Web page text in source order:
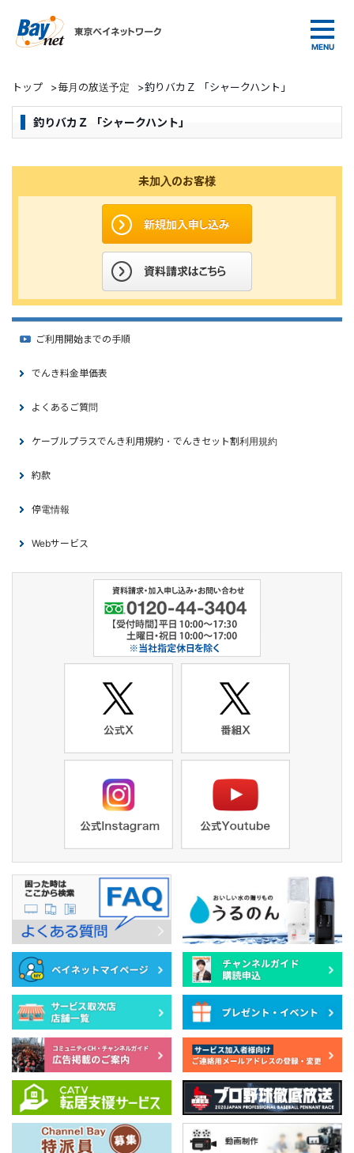
トップ >毎月の放送予定 >釣りバカＺ 「シャークハント」
釣りバカＺ 「シャークハント」
未加入のお客様
ご利用開始までの手順
でんき料金単価表
よくあるご質問
ケーブルプラスでんき利用規約・でんきセット割利用規約
約款
停電情報
Webサービス